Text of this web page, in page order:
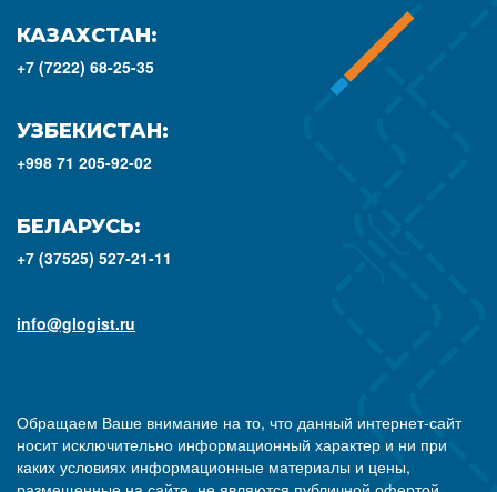
КАЗАХСТАН:
+7 (7222) 68-25-35
УЗБЕКИСТАН:
+998 71 205-92-02
БЕЛАРУСЬ:
+7 (37525) 527-21-11
info@glogist.ru
Обращаем Ваше внимание на то, что данный интернет-сайт
носит исключительно информационный характер и ни при
каких условиях информационные материалы и цены,